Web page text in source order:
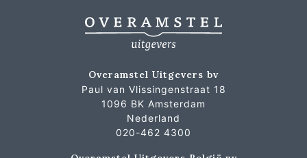
Overamstel Uitgevers bv
Paul van Vlissingenstraat 18
1096 BK Amsterdam
Nederland
020-462 4300